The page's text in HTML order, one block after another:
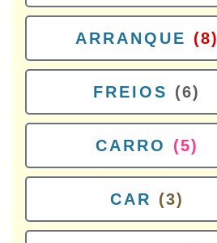
ARRANQUE (8)
FREIOS (6)
CARRO (5)
CAR (3)